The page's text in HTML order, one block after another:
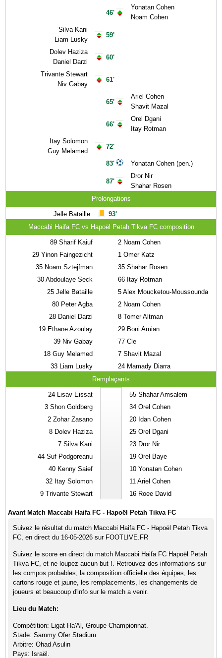
Silva Kani
Liam Lusky
Dolev Haziza
Daniel Darzi
Trivante Stewart
Niv Gabay
Itay Solomon
Guy Melamed
46'
59'
60'
61'
65'
66'
72'
83'
87'
Yonatan Cohen
Noam Cohen
Ariel Cohen
Shavit Mazal
Orel Dgani
Itay Rotman
Yonatan Cohen (pen.)
Dror Nir
Shahar Rosen
Prolongations
Jelle Bataille
93'
Maccabi Haifa FC vs Hapoël Petah Tikva FC composition
89 Sharif Kaiuf
29 Yinon Faingezicht
35 Noam Sztejfman
30 Abdoulaye Seck
25 Jelle Bataille
80 Peter Agba
28 Daniel Darzi
19 Ethane Azoulay
39 Niv Gabay
18 Guy Melamed
33 Liam Lusky
2 Noam Cohen
1 Omer Katz
35 Shahar Rosen
66 Itay Rotman
5 Alex Moucketou-Moussounda
2 Noam Cohen
8 Tomer Altman
29 Boni Amian
77 Cle
7 Shavit Mazal
24 Mamady Diarra
Remplaçants
24 Lisav Eissat
3 Shon Goldberg
2 Zohar Zasano
8 Dolev Haziza
7 Silva Kani
44 Suf Podgoreanu
40 Kenny Saief
32 Itay Solomon
9 Trivante Stewart
55 Shahar Amsalem
34 Orel Cohen
20 Idan Cohen
25 Orel Dgani
23 Dror Nir
19 Orel Baye
10 Yonatan Cohen
11 Ariel Cohen
16 Roee David
Avant Match Maccabi Haifa FC - Hapoël Petah Tikva FC
Suivez le résultat du match Maccabi Haifa FC - Hapoël Petah Tikva
FC, en direct du 16-05-2026 sur FOOTLIVE.FR
Suivez le score en direct du match Maccabi Haifa FC Hapoël Petah
Tikva FC, et ne loupez aucun but !. Retrouvez des informations sur
les compos probables, la composition officielle des équipes, les
cartons rouge et jaune, les remplacements, les changements de
joueurs et beaucoup d'info sur le match a venir.
Lieu du Match:
Compétition: Ligat Ha'Al, Groupe Championnat.
Stade: Sammy Ofer Stadium
Arbitre: Ohad Asulin
Pays: Israël.